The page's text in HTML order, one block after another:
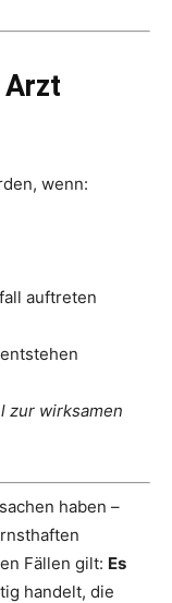
Arzt
wenn:
auftreten
zur wirksamen
haben –
Fällen gilt: Es
handelt, die